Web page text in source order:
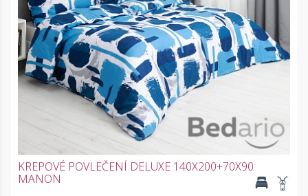
KREPOVÉ POVLEČENÍ DELUXE 140X200+70X90
MANON